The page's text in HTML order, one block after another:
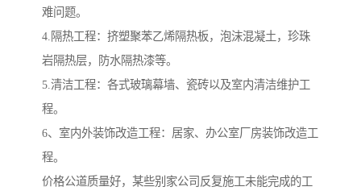
难问题。
4.隔热工程：挤塑聚苯乙烯隔热板，泡沫混凝土，珍珠
岩隔热层，防水隔热漆等。
5.清洁工程：各式玻璃幕墙、瓷砖以及室内清洁维护工
程。
6、室内外装饰改造工程：居家、办公室厂房装饰改造工
程。
价格公道质量好，某些别家公司反复施工未能完成的工